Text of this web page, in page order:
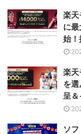
楽天
に最
始！
楽天
を
呈＆
ソ